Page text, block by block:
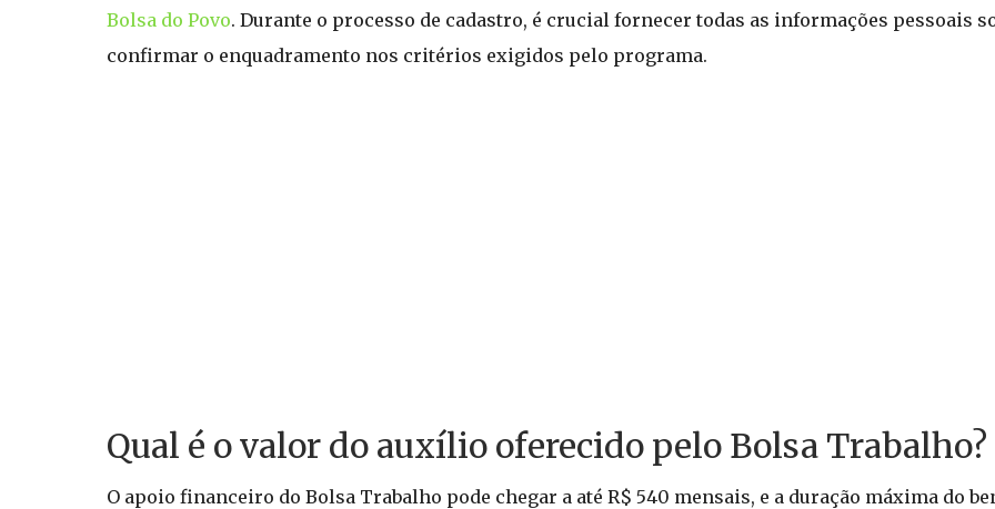
Bolsa do Povo. Durante o processo de cadastro, é crucial fornecer todas as informações pessoais
confirmar o enquadramento nos critérios exigidos pelo programa.
Qual é o valor do auxílio oferecido pelo Bolsa Trabalho?
O apoio financeiro do Bolsa Trabalho pode chegar a até R$ 540 mensais, e a duração máxima do